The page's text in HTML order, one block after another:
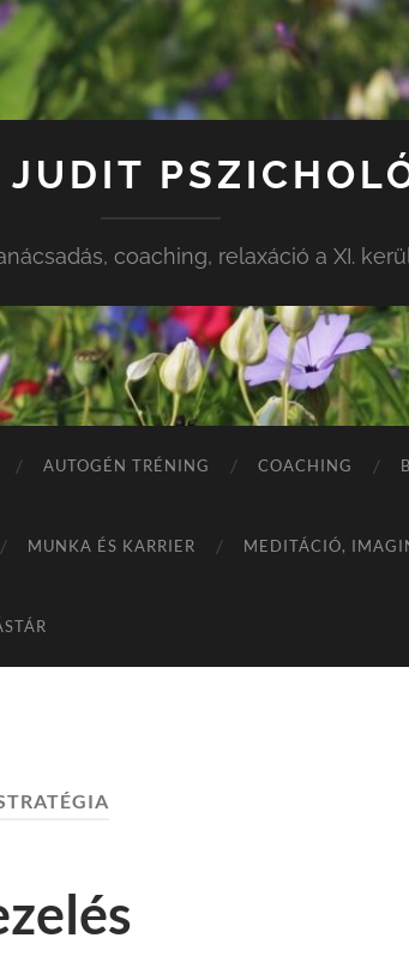
coaching, relaxáció a XI.
AUTOGÉN TRÉNING COACHING
MUNKA ÉS KARRIER MEDITÁCIÓ,